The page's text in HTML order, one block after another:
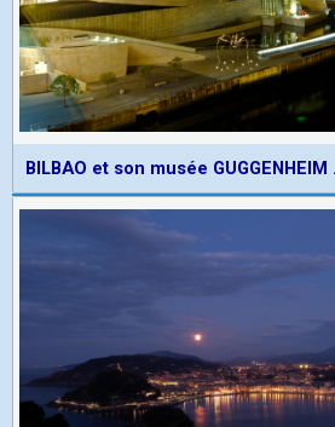
BILBAO et son musée